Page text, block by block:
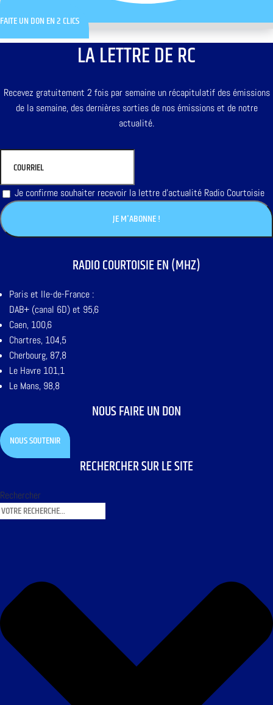
FAITE UN DON EN 2 CLICS
LA LETTRE DE RC
Recevez gratuitement 2 fois par semaine un récapitulatif des émissions
de la semaine, des dernières sorties de nos émissions et de notre
actualité.
Je confirme souhaiter recevoir la lettre d'actualité Radio Courtoisie
RADIO COURTOISIE EN (MHZ)
Paris et Ile-de-France :
DAB+ (canal 6D) et 95,6
Caen, 100,6
Chartres, 104,5
Cherbourg, 87,8
Le Havre 101,1
Le Mans, 98,8
NOUS FAIRE UN DON
NOUS SOUTENIR
RECHERCHER SUR LE SITE
Rechercher